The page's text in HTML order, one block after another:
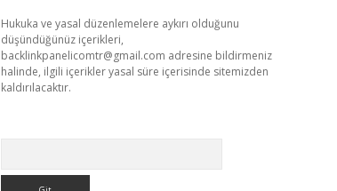
Hukuka ve yasal düzenlemelere aykırı olduğunu
düşündüğünüz içerikleri,
backlinkpanelicomtr@gmail.com adresine bildirmeniz
halinde, ilgili içerikler yasal süre içerisinde sitemizden
kaldırılacaktır.